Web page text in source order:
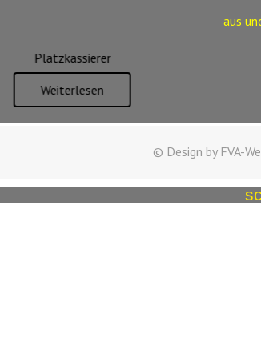
aus
Platzkassierer
Weiterlesen
© Design by FVA-